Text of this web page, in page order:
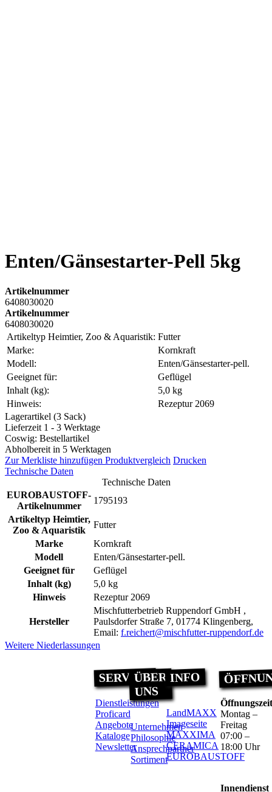
Enten/Gänsestarter-Pell 5kg
Artikelnummer
6408030020
Artikelnummer
6408030020
Artikeltyp Heimtier, Zoo & Aquaristik: Futter
Marke:
Kornkraft
Modell:
Enten/Gänsestarter-pell.
Geeignet für:
Geflügel
Inhalt (kg):
5,0 kg
Hinweis:
Rezeptur 2069
Lagerartikel (3 Sack)
Lieferzeit 1 - 3 Werktage
Coswig: Bestellartikel
Abholbereit in 5 Werktagen
Zur Merkliste hinzufügen Produktvergleich Drucken
Technische Daten
Technische Daten
EUROBAUSTOFF-
Artikelnummer
1795193
Artikeltyp Heimtier,
Zoo & Aquaristik
Futter
Marke
Kornkraft
Modell
Enten/Gänsestarter-pell.
Geeignet für
Geflügel
Inhalt (kg)
5,0 kg
Hinweis
Rezeptur 2069
Hersteller
Mischfutterbetrieb Ruppendorf GmbH ,
Paulsdorfer Straße 7, 01774 Klingenberg,
Email: f.reichert@mischfutter-ruppendorf.de
Weitere Niederlassungen
SERVICE
Dienstleistungen
Proficard
Angebote
Kataloge
Newsletter
ÜBER
UNS
Unternehmen
Philosophie
Ansprechpartner
Sortiment
INFO
LandMAXX
Imageseite
MAXXIMA
CERAMICA
EUROBAUSTOFF
Montag –
Freitag
07:00 –
18:00 Uhr
Innendienst